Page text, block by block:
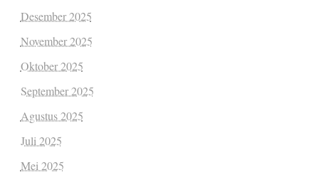
Desember 2025
November 2025
Oktober 2025
September 2025
Agustus 2025
Juli 2025
Mei 2025